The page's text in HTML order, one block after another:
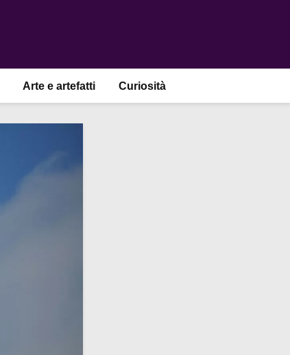
Arte e artefatti Curiosità